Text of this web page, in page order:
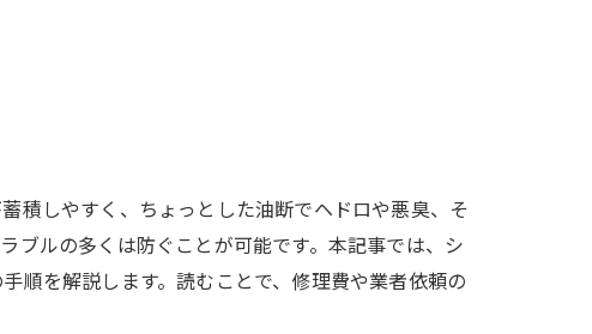
積しやすく、ちょっとした油断でヘドロや悪臭、そ
ブルの多くは防ぐことが可能です。本記事では、シ
順を解説します。読むことで、修理費や業者依頼の